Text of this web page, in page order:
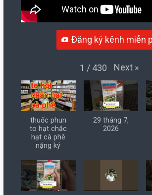
Đăng ký kênh miễn
1 / 430 Next »
thuốc phun
to hạt chắc
hạt cà phê
nặng ký
29 tháng 7,
2026